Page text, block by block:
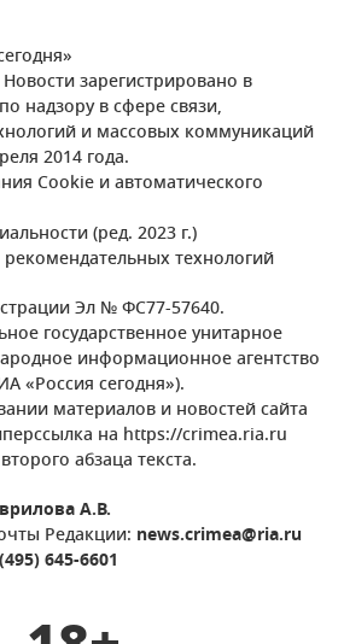
зарегистрировано в
надзору в сфере связи,
и массовых коммуникаций
2014 года.
Cookie и автоматического
(ред. 2023 г.)
технологий
Эл № ФС77-57640.
государственное унитарное
информационное агентство
«Россия сегодня»).
материалов и новостей сайта
на https://crimea.ria.ru
абзаца текста.
А.В.
Редакции: news.crimea@ria.ru
645-6601